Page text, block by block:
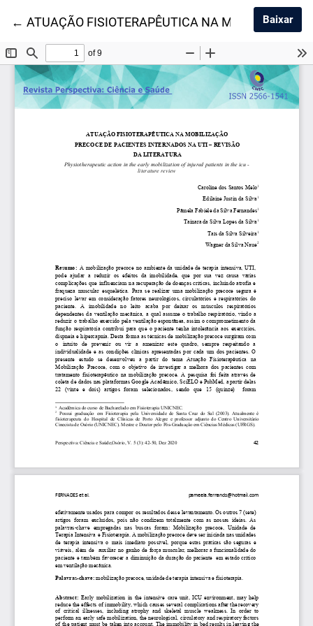
←Voltar aos Detalhes do Artigo
ATUAÇÃO FISIOTERAPÊUTICA NA MOBILIZAÇÃO
Baixar